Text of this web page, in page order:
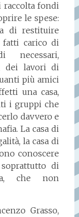
raccolta fondi
le spese:
di restituire
carico di
dei lavori di
più amici
una casa,
i gruppi che
davvero e
La casa di
la casa di
conoscere
di
che non
Grasso,